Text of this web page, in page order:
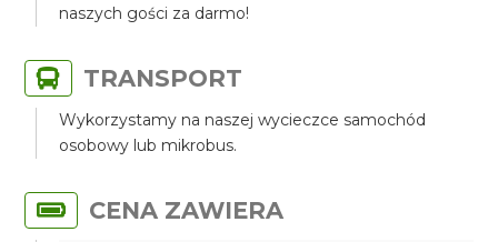
naszych gości za darmo!
TRANSPORT
Wykorzystamy na naszej wycieczce samochód
osobowy lub mikrobus.
CENA ZAWIERA